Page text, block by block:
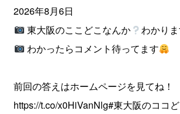
2026年8月6日
東大阪のここどこなんか
わかり
わかったらコメント待ってます
前回の答えはホームページを見てね！
https://t.co/x0HiVanNlg#東大阪のココ